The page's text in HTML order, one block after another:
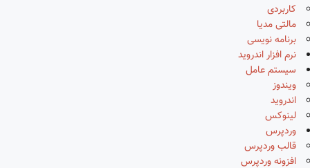
کاربردی
مالتی مدیا
برنامه نویسی
نرم افزار اندروید
سیستم عامل
ویندوز
اندروید
لینوکس
وردپرس
قالب وردپرس
افزونه وردپرس